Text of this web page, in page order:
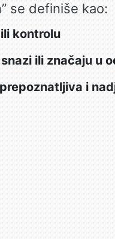
se definiše kao:
kontrolu
ili značaju u
i